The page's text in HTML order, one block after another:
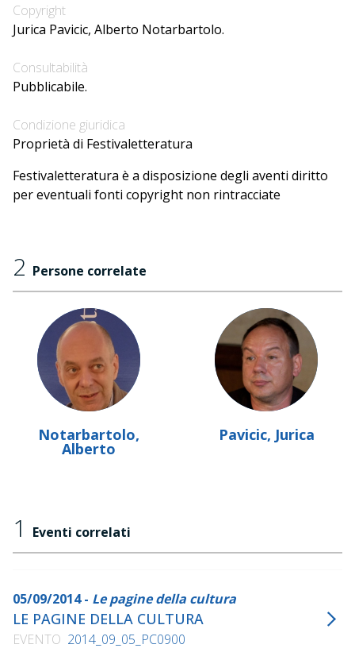
Copyright
Jurica Pavicic, Alberto Notarbartolo.
Consultabilità
Pubblicabile.
Condizione giuridica
Proprietà di Festivaletteratura
Festivaletteratura è a disposizione degli aventi diritto
per eventuali fonti copyright non rintracciate
2 Persone correlate
Notarbartolo,
Alberto
Pavicic, Jurica
1 Eventi correlati
05/09/2014 - Le pagine della cultura
LE PAGINE DELLA CULTURA
EVENTO 2014_09_05_PC0900